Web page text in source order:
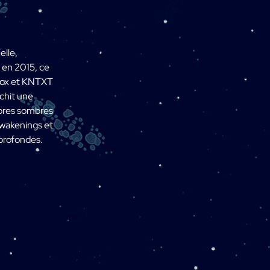
2015, ce
et KNTXT
une
sombres
et